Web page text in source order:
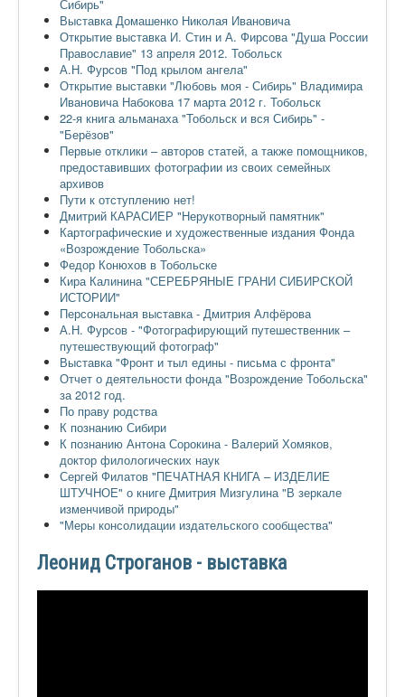
Сибирь"
Выставка Домашенко Николая Ивановича
Открытие выставка И. Стин и А. Фирсова "Душа России
Православие" 13 апреля 2012. Тобольск
А.Н. Фурсов "Под крылом ангела"
Открытие выставки "Любовь моя - Сибирь" Владимира
Ивановича Набокова 17 марта 2012 г. Тобольск
22-я книга альманаха "Тобольск и вся Сибирь" -
"Берёзов"
Первые отклики – авторов статей, а также помощников,
предоставивших фотографии из своих семейных
архивов
Пути к отступлению нет!
Дмитрий КАРАСИЕР "Нерукотворный памятник"
Картографические и художественные издания Фонда
«Возрождение Тобольска»
Федор Конюхов в Тобольске
Кира Калинина "СЕРЕБРЯНЫЕ ГРАНИ СИБИРСКОЙ
ИСТОРИИ"
Персональная выставка - Дмитрия Алфёрова
А.Н. Фурсов - "Фотографирующий путешественник –
путешествующий фотограф"
Выставка "Фронт и тыл едины - письма с фронта"
Отчет о деятельности фонда "Возрождение Тобольска"
за 2012 год.
По праву родства
К познанию Сибири
К познанию Антона Сорокина - Валерий Хомяков,
доктор филологических наук
Сергей Филатов "ПЕЧАТНАЯ КНИГА – ИЗДЕЛИЕ
ШТУЧНОЕ" о книге Дмитрия Мизгулина "В зеркале
изменчивой природы"
"Меры консолидации издательского сообщества"
Леонид Строганов - выставка